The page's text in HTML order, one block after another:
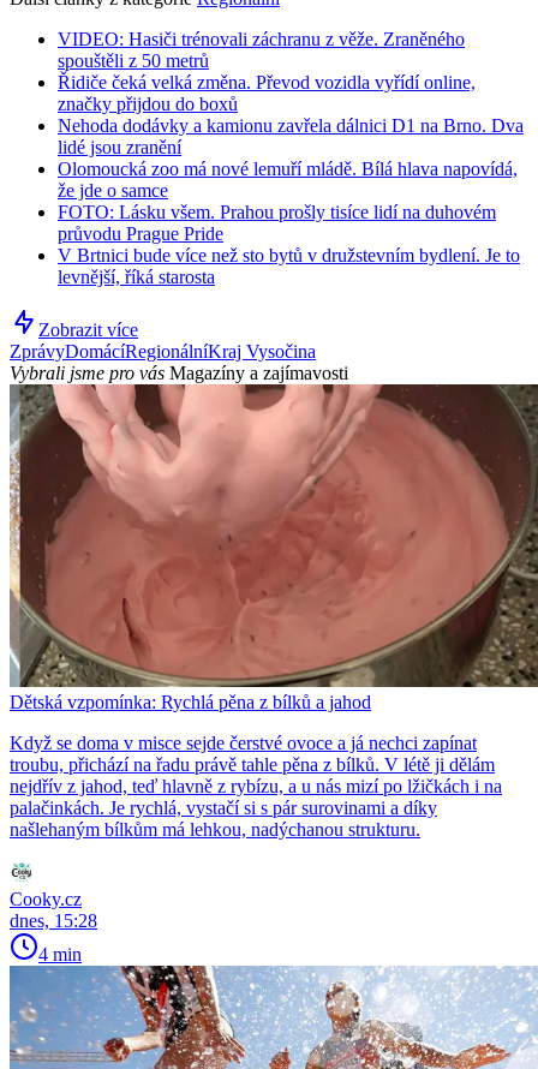
VIDEO: Hasiči trénovali záchranu z věže. Zraněného
spouštěli z 50 metrů
Řidiče čeká velká změna. Převod vozidla vyřídí online,
značky přijdou do boxů
Nehoda dodávky a kamionu zavřela dálnici D1 na Brno. Dva
lidé jsou zranění
Olomoucká zoo má nové lemuří mládě. Bílá hlava napovídá,
že jde o samce
FOTO: Lásku všem. Prahou prošly tisíce lidí na duhovém
průvodu Prague Pride
V Brtnici bude více než sto bytů v družstevním bydlení. Je to
levnější, říká starosta
Zobrazit více
ZprávyDomácíRegionálníKraj Vysočina
Vybrali jsme pro vás Magazíny a zajímavosti
Dětská vzpomínka: Rychlá pěna z bílků a jahod
Když se doma v misce sejde čerstvé ovoce a já nechci zapínat
troubu, přichází na řadu právě tahle pěna z bílků. V létě ji dělám
nejdřív z jahod, teď hlavně z rybízu, a u nás mizí po lžičkách i na
palačinkách. Je rychlá, vystačí si s pár surovinami a díky
našlehaným bílkům má lehkou, nadýchanou strukturu.
Cooky.cz
dnes, 15:28
4 min